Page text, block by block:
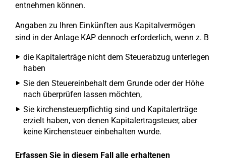
entnehmen können.
Angaben zu Ihren Einkünften aus Kapitalvermögen
sind in der Anlage KAP dennoch erforderlich, wenn z. B
die Kapitalerträge nicht dem Steuerabzug unterlegen
haben
Sie den Steuereinbehalt dem Grunde oder der Höhe
nach überprüfen lassen möchten,
Sie kirchensteuerpflichtig sind und Kapitalerträge
erzielt haben, von denen Kapitalertragsteuer, aber
keine Kirchensteuer einbehalten wurde.
Erfassen Sie in diesem Fall alle erhaltenen